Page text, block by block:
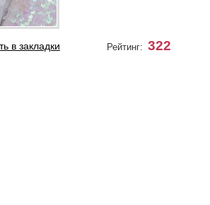
Рейтинг: 322
в закладки